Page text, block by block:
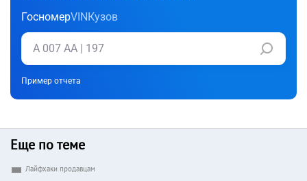
ГосномерVINКузов
Пример отчета
Еще по теме
Лайфхаки продавцам